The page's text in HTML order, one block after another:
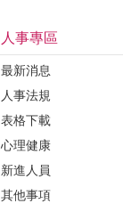
人事專區
最新消息
人事法規
表格下載
心理健康
新進人員
其他事項